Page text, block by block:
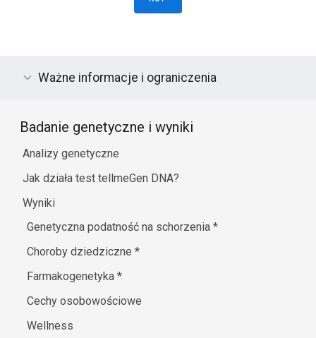
Ważne informacje i ograniczenia
Badanie genetyczne i wyniki
Analizy genetyczne
Jak działa test tellmeGen DNA?
Wyniki
Genetyczna podatność na schorzenia*
Choroby dziedziczne*
Farmakogenetyka*
Cechy osobowościowe
Wellness